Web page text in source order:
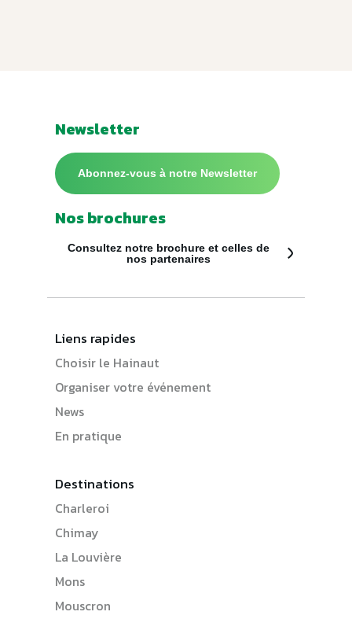
Newsletter
Abonnez-vous à notre Newsletter
Nos brochures
Consultez notre brochure et celles de
nos partenaires
Liens rapides
Choisir le Hainaut
Organiser votre événement
News
En pratique
Destinations
Charleroi
Chimay
La Louvière
Mons
Mouscron